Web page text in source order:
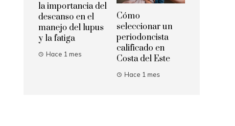
la importancia del
descanso en el
manejo del lupus
y la fatiga
Hace 1 mes
Cómo
seleccionar un
periodoncista
calificado en
Costa del Este
Hace 1 mes